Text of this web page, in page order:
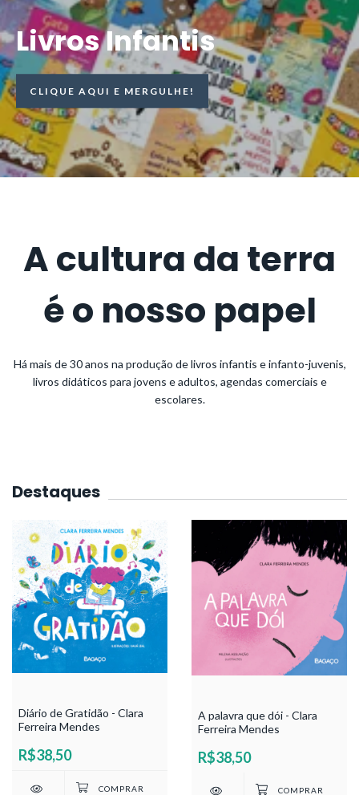
Livros Infantis
CLIQUE AQUI E MERGULHE!
A cultura da terra
é o nosso papel
Há mais de 30 anos na produção de livros infantis e infanto-juvenis,
livros didáticos para jovens e adultos, agendas comerciais e
escolares.
Destaques
Diário de Gratidão - Clara
Ferreira Mendes
R$38,50
A palavra que dói - Clara
Ferreira Mendes
R$38,50